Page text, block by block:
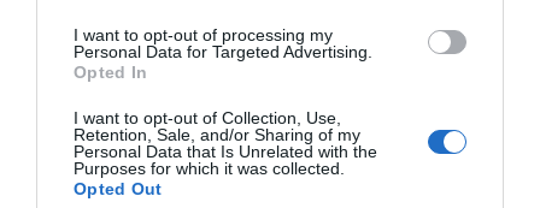
I want to opt-out of processing my
Personal Data for Targeted Advertising.
Opted In
I want to opt-out of Collection, Use,
Retention, Sale, and/or Sharing of my
Personal Data that Is Unrelated with the
Purposes for which it was collected.
Opted Out
Actualment, la cuina està liderada pel xef Javi
Martínez, que va treballar més de quinze anys al costat